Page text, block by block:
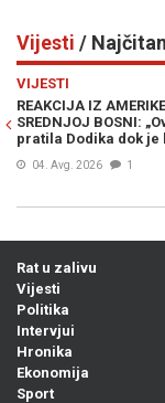
Vijesti /
je
VIJESTI
MUK U
Željka
04. Avg. 2026
Rat u zalivu
Vijesti
Politika
Intervjui
Hronika
Ekonomija
Sport